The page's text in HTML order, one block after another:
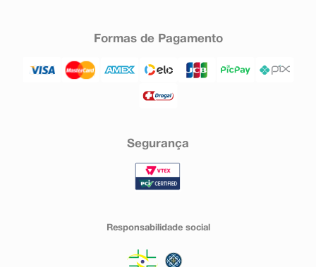
Formas de Pagamento
Segurança
Responsabilidade social